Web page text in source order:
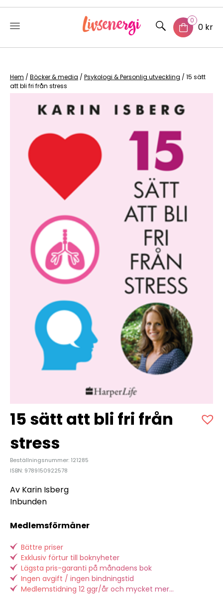
content
0
0 kr
Hem / Böcker & media / Psykologi & Personlig utveckling / 15 sätt
att bli fri från stress
15 sätt att bli fri från
stress
Beställningsnummer: 121285
ISBN: 9789150922578
Av Karin Isberg
Inbunden
Medlemsförmåner
Bättre priser
Exklusiv förtur till boknyheter
Lägsta pris-garanti på månadens bok
Ingen avgift / ingen bindningstid
Medlemstidning 12 ggr/år och mycket mer...